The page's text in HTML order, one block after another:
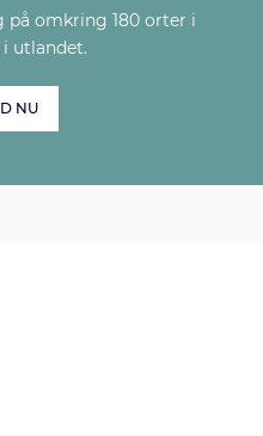
på omkring 180 orter i
utlandet.
NU